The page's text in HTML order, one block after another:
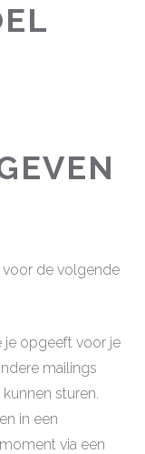
de volgende
je opgeeft voor je
mailings
sturen.
in een
via een